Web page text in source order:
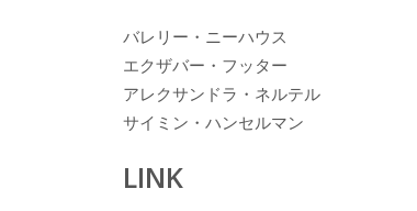
バレリー・ニーハウス
エクザバー・フッター
アレクサンドラ・ネルテル
サイミン・ハンセルマン
LINK